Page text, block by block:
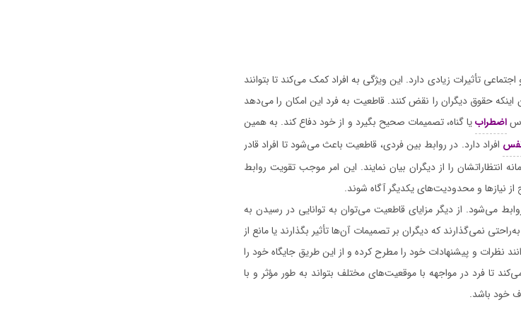
تأثیرات زیادی دارد. این ویژگی به افراد کمک می‌کند تا بتوانند
اینکه حقوق دیگران را نقض کنند. قاطعیت به فرد این امکان را می‌دهد
اضطرابیا گناه، تصمیمات صحیح بگیرد و از خود دفاع کند. به همین
افراد دارد. در روابط بین فردی، قاطعیت باعث می‌شود تا افراد قادر
را از دیگران بیان نمایند. این امر موجب تقویت روابط
نیازها و محدودیت‌های یکدیگر آگاه شوند.
می‌شود. از دیگر مزایای قاطعیت می‌توان به توانایی در رسیدن به
نمی‌گذارند که دیگران بر تصمیمات آن‌ها تأثیر بگذارند یا مانع از
نظرات و پیشنهادات خود را مطرح کرده و از این طریق جایگاه خود را
تا فرد در مواجهه با موقعیت‌های مختلف بتواند به طور مؤثر و با
خود باشد.